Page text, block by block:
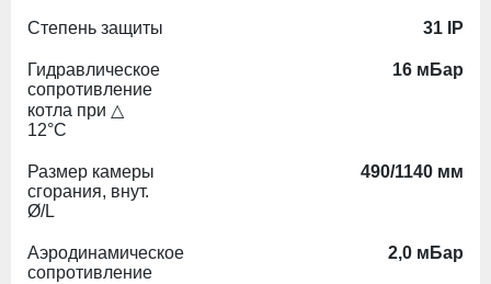
Степень защиты 31 IP
Гидравлическое
сопротивление
котла при △
12°С
16 мБар
Размер камеры
сгорания, внут.
Ø/L
490/1140 мм
Аэродинамическое
сопротивление
2,0 мБар